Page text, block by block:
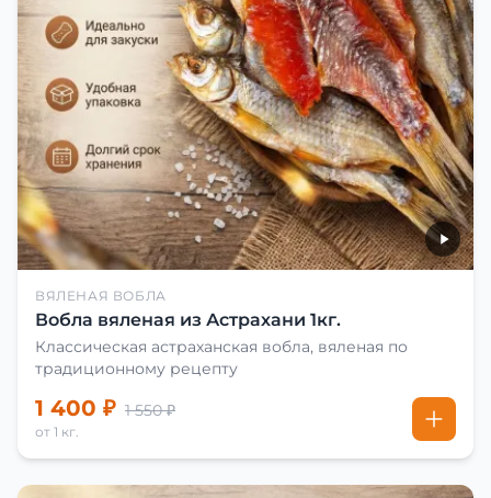
ВЯЛЕНАЯ ВОБЛА
Вобла вяленая из Астрахани 1кг.
Классическая астраханская вобла, вяленая по
традиционному рецепту
1 400 ₽ 1 550 ₽
от 1 кг.